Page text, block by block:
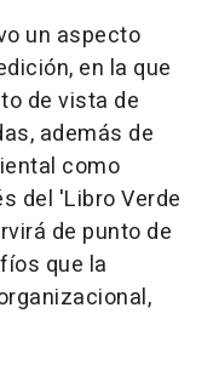
un aspecto
en la que
de vista de
además de
como
del 'Libro Verde
de punto de
que la